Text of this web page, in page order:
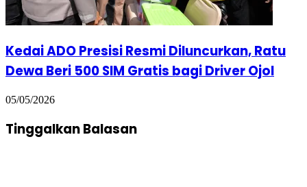
Kedai ADO Presisi Resmi Diluncurkan, Ratu
Dewa Beri 500 SIM Gratis bagi Driver Ojol
05/05/2026
Tinggalkan Balasan